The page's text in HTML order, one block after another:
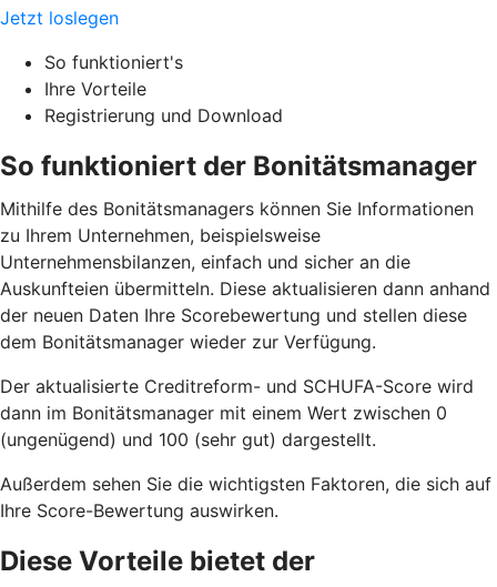
Jetzt loslegen
So funktioniert's
Ihre Vorteile
Registrierung und Download
So funktioniert der Bonitätsmanager
Mithilfe des Bonitätsmanagers können Sie Informationen
zu Ihrem Unternehmen, beispielsweise
Unternehmensbilanzen, einfach und sicher an die
Auskunfteien übermitteln. Diese aktualisieren dann anhand
der neuen Daten Ihre Scorebewertung und stellen diese
dem Bonitätsmanager wieder zur Verfügung.
Der aktualisierte Creditreform- und SCHUFA-Score wird
dann im Bonitätsmanager mit einem Wert zwischen 0
(ungenügend) und 100 (sehr gut) dargestellt.
Außerdem sehen Sie die wichtigsten Faktoren, die sich auf
Ihre Score-Bewertung auswirken.
Diese Vorteile bietet der